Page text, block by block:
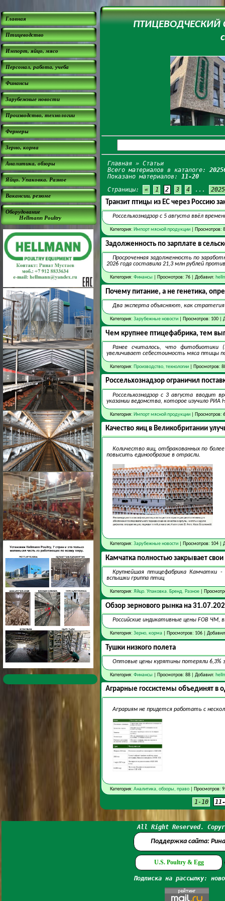
Главная
Птицеводство
Импорт, яйцо, мясо
Персонал, работа, учеба
Финансы
Зарубежные новости
Производство, технологии
Фермеры
Зерно, корма
Аналитика, обзоры
Яйцо. Упаковка. Разное
Вакансии, резюме
Оборудование
Hellmann Poultry
ПТИЦЕВОДЧЕСКИЙ
Главная » Статьи
Всего материалов в каталоге:
Показано материалов:11-20
Страницы:
« 1 2 3 4 ... 2025
Транзит птицы из ЕС через Россию
Россельхознадзор с 5 августа ввёл
Категория: Импорт мясной продукции| Просмотров:
Задолженность по зарплате в
Просроченная задолженность по
2026 года составила 21,3 млн рублей
Категория: Финансы | Просмотров: 76 | Добавил:
Почему питание, а не генетика,
Два эксперта объясняют, как
Категория: Зарубежные новости| Просмотров: 100 |
Чем крупнее птицефабрика, тем
Ранее считалось, что фитобиотики
увеличивает себестоимость мяса птицы
Категория: Производство, технологии| Просмотров:
Россельхознадзор ограничил
Россельхознадзор с 3 августа вводит
указании ведомства, которое изучило РИА
Категория: Импорт мясной продукции| Просмотров:
Качество яиц в Великобритании
Количество яиц, отбракованных по
повысить единообразие в отрасли.
Категория: Зарубежные новости| Просмотров: 104 |
Камчатка полностью закрывает
Крупнейшая птицефабрика Камчатки -
вспышки гриппа птиц
Категория: Яйцо. Упаковка. Бренд. Разное|
Обзор зернового рынка на
Российские индикативные цены FOB ЧМ,
Категория: Зерно, корма| Просмотров: 106 |
Тушки низкого полета
Оптовые цены курятины потеряли 6,3%
Категория: Финансы | Просмотров: 88 | Добавил:
Аграрные госсистемы объединят в
Аграриям не придется работать с
Категория: Аналитика, обзоры, право| Просмотров:
1-10
All Right Reserved.
Поддержка сайта:
U.S. Poultry & Egg
Подписка на рассылку: